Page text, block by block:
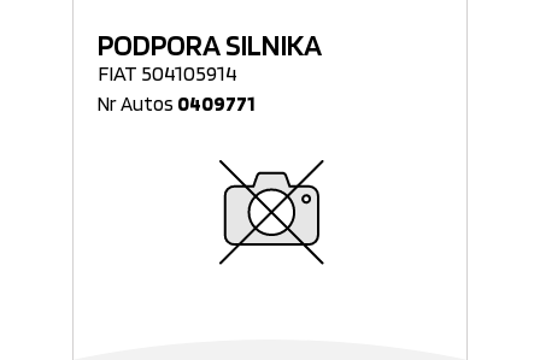
PODPORA SILNIKA
FIAT 504105914
Nr Autos 0409771